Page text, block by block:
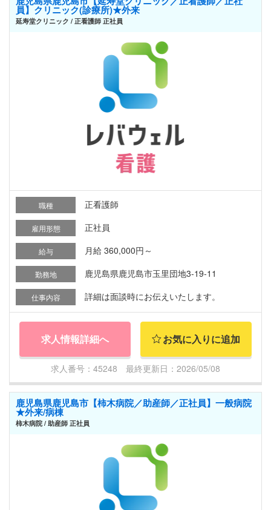
員】クリニック(診療所)★外来
延寿堂クリニック / 正看護師 正社員
職種 正看護師
雇用形態 正社員
給与 月給 360,000円～
勤務地 鹿児島県鹿児島市玉里団地3-19-11
仕事内容 詳細は面談時にお伝えいたします。
求人情報詳細へ お気に入りに追加
求人番号：45248 最終更新日：2026/05/08
鹿児島県鹿児島市【柿木病院／助産師／正社員】一般病院
★外来/病棟
柿木病院 / 助産師 正社員